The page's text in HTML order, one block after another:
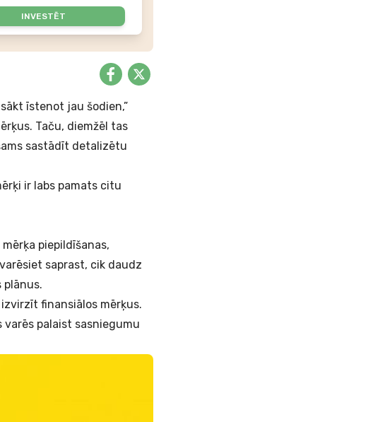
INVESTĒT
īstenot jau šodien,”
Taču, diemžēl tas
sastādīt detalizētu
ir labs pamats citu
piepildīšanas,
saprast, cik daudz
finansiālos mērķus.
palaist sasniegumu